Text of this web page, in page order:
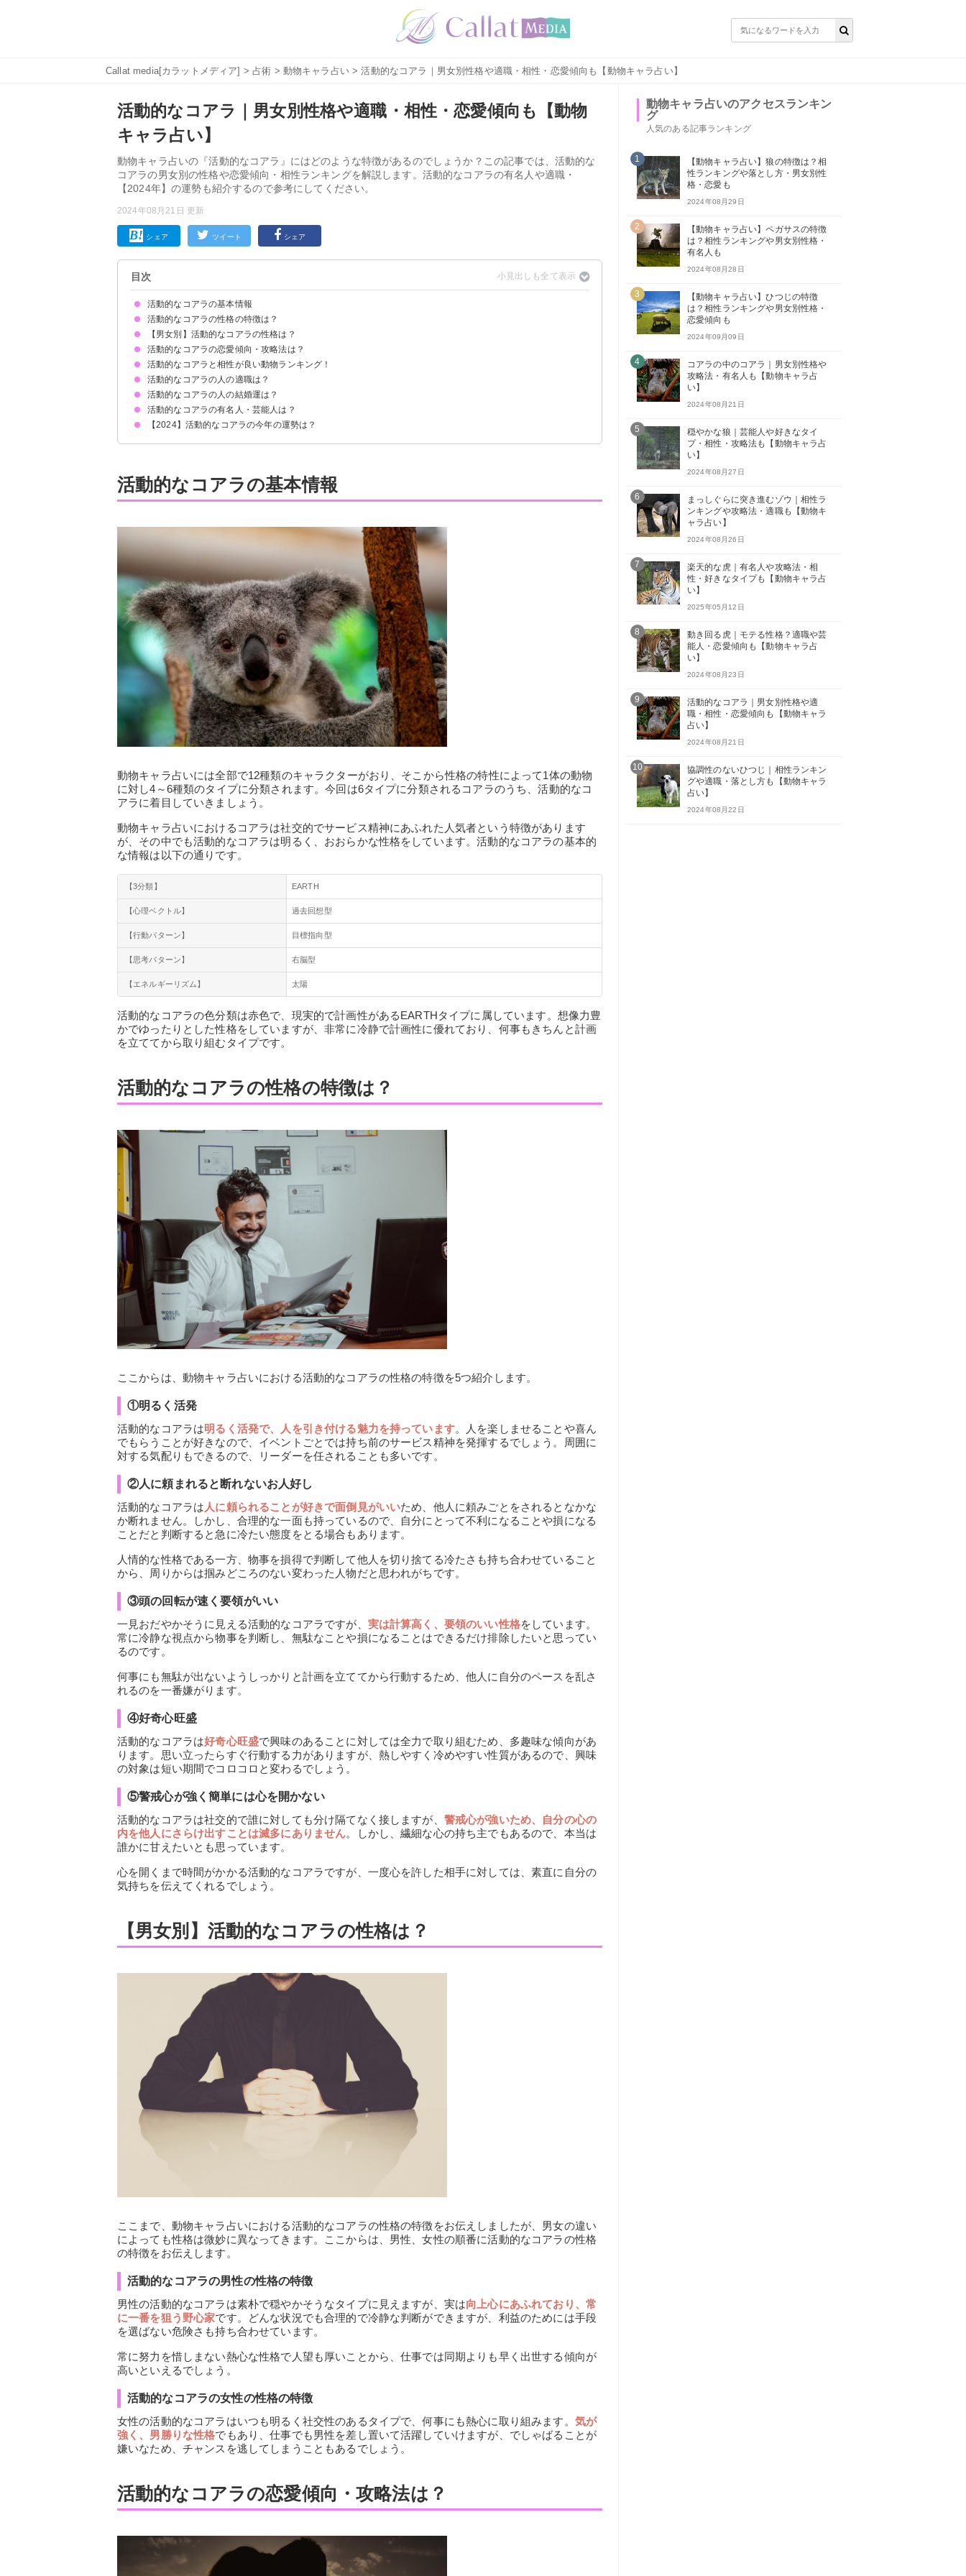
Callat media[カラットメディア] >占術 > 動物キャラ占い> 活動的なコアラ｜男女別性格や適職・相性・恋愛傾向も【動物キャラ占い】
活動的なコアラ｜男女別性格や適職・相性・恋愛傾向も【動物
キャラ占い】
動物キャラ占いの『活動的なコアラ』にはどのような特徴があるのでしょうか？この記事では、活動的な
コアラの男女別の性格や恋愛傾向・相性ランキングを解説します。活動的なコアラの有名人や適職・
【2024年】の運勢も紹介するので参考にしてください。
2024年08月21日 更新
シェア ツイート シェア
目次
活動的なコアラの基本情報
活動的なコアラの性格の特徴は？
①明るく活発
②人に頼まれると断れないお人好し
③頭の回転が速く要領がいい
④好奇心旺盛
⑤警戒心が強く簡単には心を開かない
【男女別】活動的なコアラの性格は？
活動的なコアラの男性の性格の特徴
活動的なコアラの女性の性格の特徴
活動的なコアラの恋愛傾向・攻略法は？
好きなタイプ
攻略法・落とし方
活動的なコアラと相性が良い動物ランキング！
5位：順応性のある狼
4位：楽天的な虎
3位：愛情あふれる虎
2位：足腰の強いチータ
1位：デリケートなゾウ
活動的なコアラの人の適職は？
活動的なコアラの人の結婚運は？
活動的なコアラの有名人・芸能人は？
【2024】活動的なコアラの今年の運勢は？
活動的なコアラの基本情報
動物キャラ占いには全部で12種類のキャラクターがおり、そこから性格の特性によって1体の動物
に対し4～6種類のタイプに分類されます。今回は6タイプに分類されるコアラのうち、活動的なコ
アラに着目していきましょう。
動物キャラ占いにおけるコアラは社交的でサービス精神にあふれた人気者という特徴があります
が、その中でも活動的なコアラは明るく、おおらかな性格をしています。活動的なコアラの基本的
な情報は以下の通りです。
【3分類】 EARTH
【心理ベクトル】 過去回想型
【行動パターン】 目標指向型
【思考パターン】 右脳型
【エネルギーリズム】 太陽
活動的なコアラの色分類は赤色で、現実的で計画性があるEARTHタイプに属しています。想像力豊
かでゆったりとした性格をしていますが、非常に冷静で計画性に優れており、何事もきちんと計画
を立ててから取り組むタイプです。
活動的なコアラの性格の特徴は？
ここからは、動物キャラ占いにおける活動的なコアラの性格の特徴を5つ紹介します。
①明るく活発
活動的なコアラは明るく活発で、人を引き付ける魅力を持っています。人を楽しませることや喜ん
でもらうことが好きなので、イベントごとでは持ち前のサービス精神を発揮するでしょう。周囲に
対する気配りもできるので、リーダーを任されることも多いです。
②人に頼まれると断れないお人好し
活動的なコアラは 人に頼られることが好きで面倒見がいいため、他人に頼みごとをされるとなかな
か断れません。しかし、合理的な一面も持っているので、自分にとって不利になることや損になる
ことだと判断すると急に冷たい態度をとる場合もあります。
人情的な性格である一方、物事を損得で判断して他人を切り捨てる冷たさも持ち合わせていること
から、周りからは掴みどころのない変わった人物だと思われがちです。
③頭の回転が速く要領がいい
一見おだやかそうに見える活動的なコアラですが、 実は計算高く、要領のいい性格をしています。
常に冷静な視点から物事を判断し、無駄なことや損になることはできるだけ排除したいと思ってい
るのです。
何事にも無駄が出ないようしっかりと計画を立ててから行動するため、他人に自分のペースを乱さ
れるのを一番嫌がります。
④好奇心旺盛
活動的なコアラは好奇心旺盛で興味のあることに対しては全力で取り組むため、多趣味な傾向があ
ります。思い立ったらすぐ行動する力がありますが、熱しやすく冷めやすい性質があるので、興味
の対象は短い期間でコロコロと変わるでしょう。
⑤警戒心が強く簡単には心を開かない
活動的なコアラは社交的で誰に対しても分け隔てなく接しますが、 警戒心が強いため、自分の心の
内を他人にさらけ出すことは滅多にありません。しかし、繊細な心の持ち主でもあるので、本当は
誰かに甘えたいとも思っています。
心を開くまで時間がかかる活動的なコアラですが、一度心を許した相手に対しては、素直に自分の
気持ちを伝えてくれるでしょう。
【男女別】活動的なコアラの性格は？
ここまで、動物キャラ占いにおける活動的なコアラの性格の特徴をお伝えしましたが、男女の違い
によっても性格は微妙に異なってきます。ここからは、男性、女性の順番に活動的なコアラの性格
の特徴をお伝えします。
活動的なコアラの男性の性格の特徴
男性の活動的なコアラは素朴で穏やかそうなタイプに見えますが、実は向上心にあふれており、常
に一番を狙う野心家です。どんな状況でも合理的で冷静な判断ができますが、利益のためには手段
を選ばない危険さも持ち合わせています。
常に努力を惜しまない熱心な性格で人望も厚いことから、仕事では同期よりも早く出世する傾向が
高いといえるでしょう。
活動的なコアラの女性の性格の特徴
女性の活動的なコアラはいつも明るく社交性のあるタイプで、何事にも熱心に取り組みます。 気が
強く、男勝りな性格でもあり、仕事でも男性を差し置いて活躍していけますが、でしゃばることが
嫌いなため、チャンスを逃してしまうこともあるでしょう。
活動的なコアラの恋愛傾向・攻略法は？
動物キャラ占いのアクセスランキン
グ
人気のある記事ランキング
1
【動物キャラ占い】狼の特徴は？相
性ランキングや落とし方・男女別性
格・恋愛も
2024年08月29日
2
【動物キャラ占い】ペガサスの特徴
は？相性ランキングや男女別性格・
有名人も
2024年08月28日
3
【動物キャラ占い】ひつじの特徴
は？相性ランキングや男女別性格・
恋愛傾向も
2024年09月09日
4
コアラの中のコアラ｜男女別性格や
攻略法・有名人も【動物キャラ占
い】
2024年08月21日
5
穏やかな狼｜芸能人や好きなタイ
プ・相性・攻略法も【動物キャラ占
い】
2024年08月27日
6
まっしぐらに突き進むゾウ｜相性ラ
ンキングや攻略法・適職も【動物キ
ャラ占い】
2024年08月26日
7
楽天的な虎｜有名人や攻略法・相
性・好きなタイプも【動物キャラ占
い】
2025年05月12日
8
動き回る虎｜モテる性格？適職や芸
能人・恋愛傾向も【動物キャラ占
い】
2024年08月23日
9
活動的なコアラ｜男女別性格や適
職・相性・恋愛傾向も【動物キャラ
占い】
2024年08月21日
10
協調性のないひつじ｜相性ランキン
グや適職・落とし方も【動物キャラ
占い】
2024年08月22日